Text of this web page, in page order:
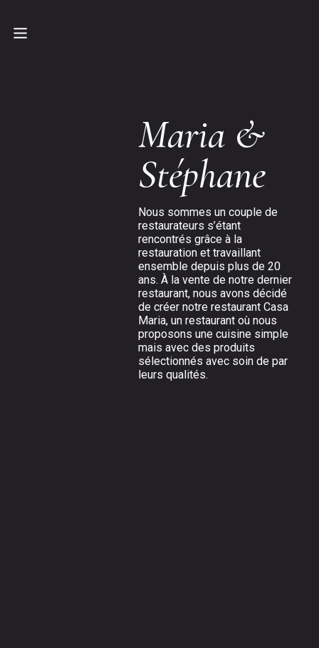
Maria &
Stéphane
Nous sommes un couple de
restaurateurs s’étant
rencontrés grâce à la
restauration et travaillant
ensemble depuis plus de 20
ans. À la vente de notre dernier
restaurant, nous avons décidé
de créer notre restaurant Casa
Maria, un restaurant où nous
proposons une cuisine simple
mais avec des produits
sélectionnés avec soin de par
leurs qualités.